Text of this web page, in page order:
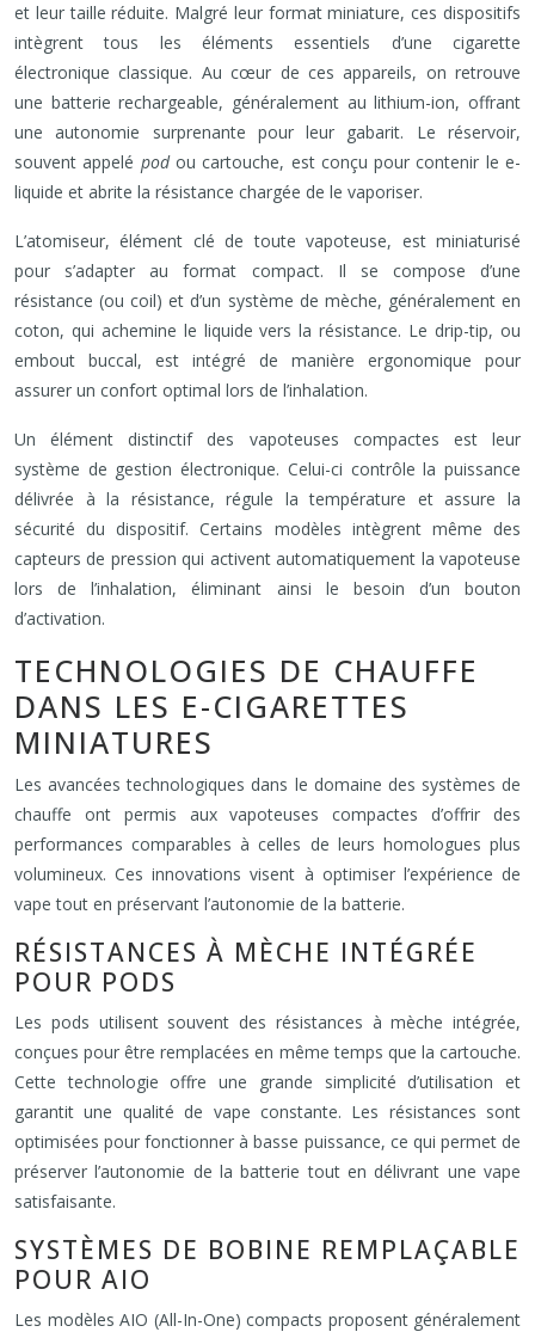
et leur taille réduite. Malgré leur format miniature, ces dispositifs
intègrent tous les éléments essentiels d’une cigarette
électronique classique. Au cœur de ces appareils, on retrouve
une batterie rechargeable, généralement au lithium-ion, offrant
une autonomie surprenante pour leur gabarit. Le réservoir,
souvent appelé pod ou cartouche, est conçu pour contenir le e-
liquide et abrite la résistance chargée de le vaporiser.
L’atomiseur, élément clé de toute vapoteuse, est miniaturisé
pour s’adapter au format compact. Il se compose d’une
résistance (ou coil) et d’un système de mèche, généralement en
coton, qui achemine le liquide vers la résistance. Le drip-tip, ou
embout buccal, est intégré de manière ergonomique pour
assurer un confort optimal lors de l’inhalation.
Un élément distinctif des vapoteuses compactes est leur
système de gestion électronique. Celui-ci contrôle la puissance
délivrée à la résistance, régule la température et assure la
sécurité du dispositif. Certains modèles intègrent même des
capteurs de pression qui activent automatiquement la vapoteuse
lors de l’inhalation, éliminant ainsi le besoin d’un bouton
d’activation.
TECHNOLOGIES DE CHAUFFE
DANS LES E-CIGARETTES
MINIATURES
Les avancées technologiques dans le domaine des systèmes de
chauffe ont permis aux vapoteuses compactes d’offrir des
performances comparables à celles de leurs homologues plus
volumineux. Ces innovations visent à optimiser l’expérience de
vape tout en préservant l’autonomie de la batterie.
RÉSISTANCES À MÈCHE INTÉGRÉE
POUR PODS
Les pods utilisent souvent des résistances à mèche intégrée,
conçues pour être remplacées en même temps que la cartouche.
Cette technologie offre une grande simplicité d’utilisation et
garantit une qualité de vape constante. Les résistances sont
optimisées pour fonctionner à basse puissance, ce qui permet de
préserver l’autonomie de la batterie tout en délivrant une vape
satisfaisante.
SYSTÈMES DE BOBINE REMPLAÇABLE
POUR AIO
Les modèles AIO (All-In-One) compacts proposent généralement